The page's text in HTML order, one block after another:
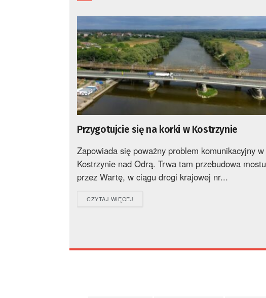
Przygotujcie się na korki w Kostrzynie
Zapowiada się poważny problem komunikacyjny w
Kostrzynie nad Odrą. Trwa tam przebudowa mostu
przez Wartę, w ciągu drogi krajowej nr...
CZYTAJ WIĘCEJ